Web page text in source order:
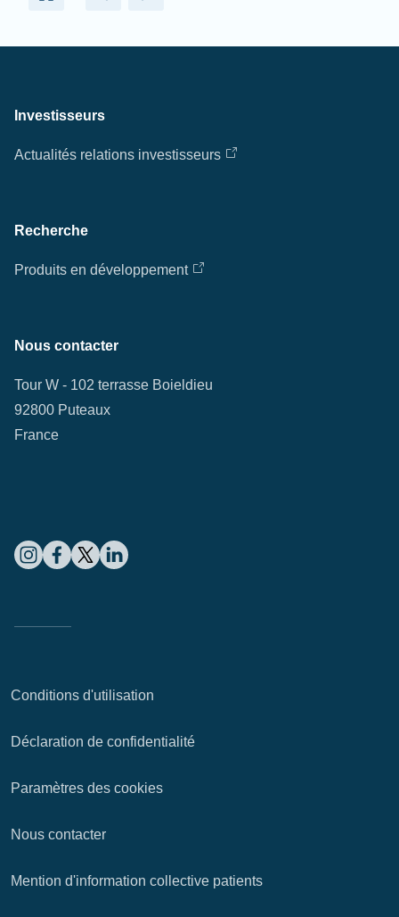
Investisseurs
Actualités relations investisseurs
Recherche
Produits en développement
Nous contacter
Tour W - 102 terrasse Boieldieu
92800 Puteaux
France
Conditions d'utilisation
Déclaration de confidentialité
Paramètres des cookies
Nous contacter
Mention d'information collective patients